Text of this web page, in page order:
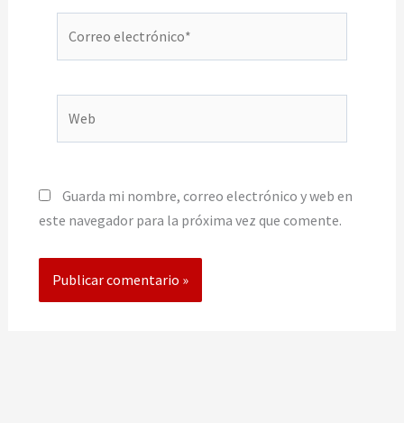
Guarda mi nombre, correo electrónico y web en
este navegador para la próxima vez que comente.